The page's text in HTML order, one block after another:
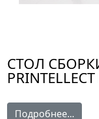
СТОЛ
Подробнее...